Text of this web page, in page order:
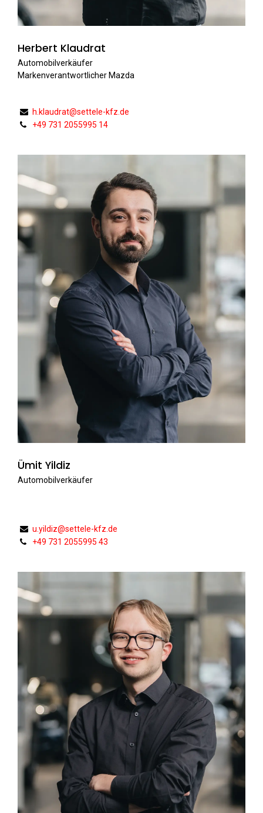
Herbert Klaudrat
Automobilverkäufer
Markenverantwortlicher Mazda
h.klaudrat@settele-kfz.de
+49 731 2055995 14
Ümit Yildiz
Automobilverkäufer
u.yildiz@settele-kfz.de
+49 731 2055995 43